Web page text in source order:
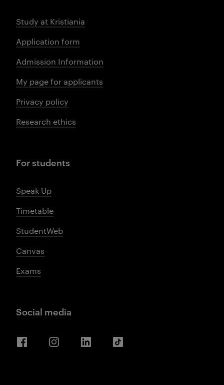
Study at Kristiania
Application form
Admission Information
My page for applicants
Privacy policy
Research ethics
For students
Speak Up
Timetable
StudentWeb
Canvas
Exams
Social media